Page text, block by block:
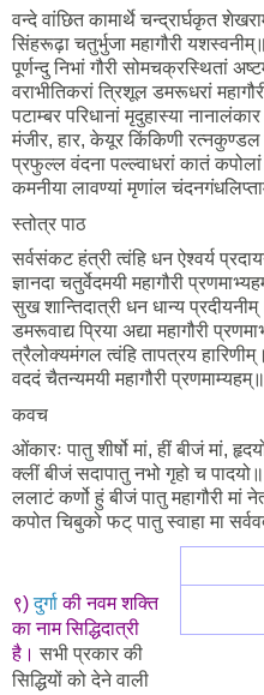
वन्दे वांछित कामार्थे चन्द्रार्घकृत
सिंहरूढ़ा चतुर्भुजा महागौरी यशस्वनीम्॥
पूर्णन्दु निभां गौरी सोमचक्रस्थितां
वराभीतिकरां त्रिशूल डमरूधरां
पटाम्बर परिधानां मृदुहास्या
मंजीर, हार, केयूर किंकिणी रत्नकुण्डल
प्रफुल्ल वंदना पल्ल्वाधरां कातं
कमनीया लावण्यां मृणांल
स्तोत्र पाठ
सर्वसंकट हंत्री त्वंहि धन ऐश्वर्य
ज्ञानदा चतुर्वेदमयी महागौरी
सुख शान्तिदात्री धन धान्य
डमरूवाद्य प्रिया अद्या महागौरी
त्रैलोक्यमंगल त्वंहि तापत्रय हारिणीम्।
वददं चैतन्यमयी महागौरी प्रणमाम्यहम्॥
कवच
ओंकारः पातु शीर्षो मां, हीं बीजं मां,
क्लीं बीजं सदापातु नभो गृहो च पादयो॥
ललाटं कर्णो हुं बीजं पातु महागौरी मां
कपोत चिबुको फट् पातु स्वाहा मा
९)दुर्गाकी नवम शक्ति
का नाम सिद्धिदात्री
है। सभी प्रकार की
सिद्धियों को देने वाली